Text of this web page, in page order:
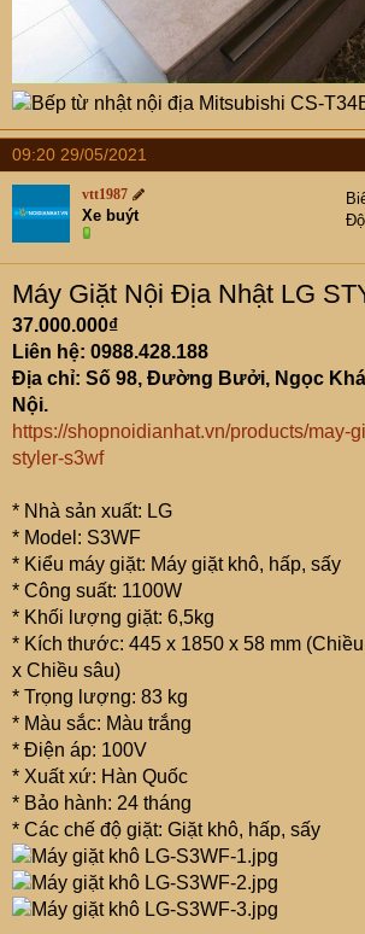
09:20 29/05/2021
vtt1987
Xe buýt
Máy Giặt Nội Địa Nhật LG
37.000.000₫
Liên hệ: 0988.428.188
Địa chỉ: Số 98, Đường Bưởi, Ngọc
Nội.
https://shopnoidianhat.vn/products/may-
styler-s3wf
* Nhà sản xuất: LG
* Model: S3WF
* Kiểu máy giặt: Máy giặt khô, hấp, sấy
* Công suất: 1100W
* Khối lượng giặt: 6,5kg
* Kích thước: 445 x 1850 x 58 mm
x Chiều sâu)
* Trọng lượng: 83 kg
* Màu sắc: Màu trắng
* Điện áp: 100V
* Xuất xứ: Hàn Quốc
* Bảo hành: 24 tháng
* Các chế độ giặt: Giặt khô, hấp, sấy